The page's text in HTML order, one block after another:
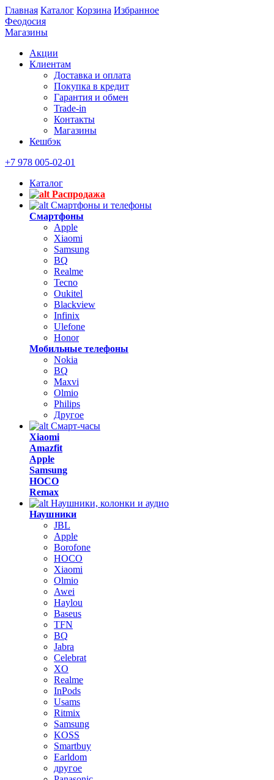
Главная Каталог Корзина Избранное
Феодосия
Магазины
Акции
Клиентам
Доставка и оплата
Покупка в кредит
Гарантия и обмен
Trade-in
Контакты
Магазины
Кешбэк
+7 978 005-02-01
Каталог
Распродажа
Смартфоны и телефоны
Смартфоны
Apple
Xiaomi
Samsung
BQ
Realme
Tecno
Oukitel
Blackview
Infinix
Ulefone
Honor
Мобильные телефоны
Nokia
BQ
Maxvi
Olmio
Philips
Другое
Смарт-часы
Xiaomi
Amazfit
Apple
Samsung
HOCO
Remax
Наушники, колонки и аудио
Наушники
JBL
Apple
Borofone
HOCO
Xiaomi
Olmio
Awei
Haylou
Baseus
TFN
BQ
Jabra
Celebrat
XO
Realme
InPods
Usams
Ritmix
Samsung
KOSS
Smartbuy
Earldom
другое